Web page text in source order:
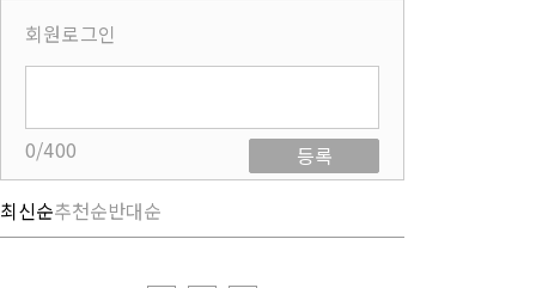
회원로그인
0/400
등록
최신순추천순반대순